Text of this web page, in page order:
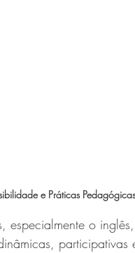
e Práticas
especialmente o
participativas